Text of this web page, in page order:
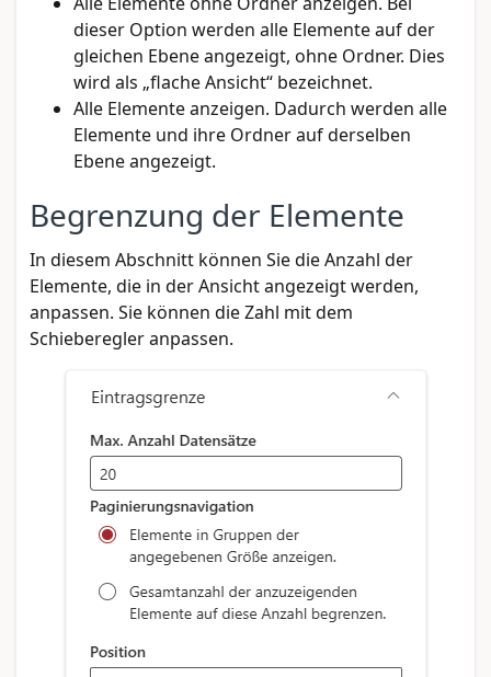
dieser Option werden alle Elemente auf der
gleichen Ebene angezeigt, ohne Ordner. Dies
wird als „flache Ansicht“ bezeichnet.
Alle Elemente anzeigen. Dadurch werden alle
Elemente und ihre Ordner auf derselben
Ebene angezeigt.
Begrenzung der Elemente
In diesem Abschnitt können Sie die Anzahl der
Elemente, die in der Ansicht angezeigt werden,
anpassen. Sie können die Zahl mit dem
Schieberegler anpassen.